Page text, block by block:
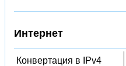
Интернет
Конвертация в IPv4